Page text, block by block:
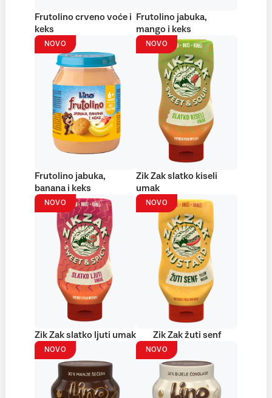
Frutolino crveno voće i
keks
Frutolino jabuka,
mango i keks
NOVO
Frutolino jabuka,
banana i keks
NOVO
Zik Zak slatko kiseli
umak
NOVO
Zik Zak slatko ljuti umak
NOVO
Zik Zak žuti senf
NOVO NOVO